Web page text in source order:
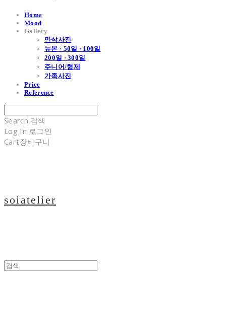
Home
Mood
Gallery
만삭사진
뉴본 · 50일 · 100일
200일 · 300일
주니어/형제
가족사진
Price
Reference
Search 검색
Log In 로그인
Cart장바구니
soiatelier